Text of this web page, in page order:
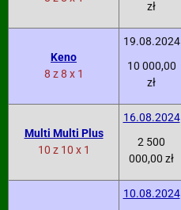
zł
Keno
8 z 8 x 1
19.08.2024
10 000,00
zł
Multi Multi Plus
10 z 10 x 1
16.08.2024
2 500
000,00 zł
10.08.2024